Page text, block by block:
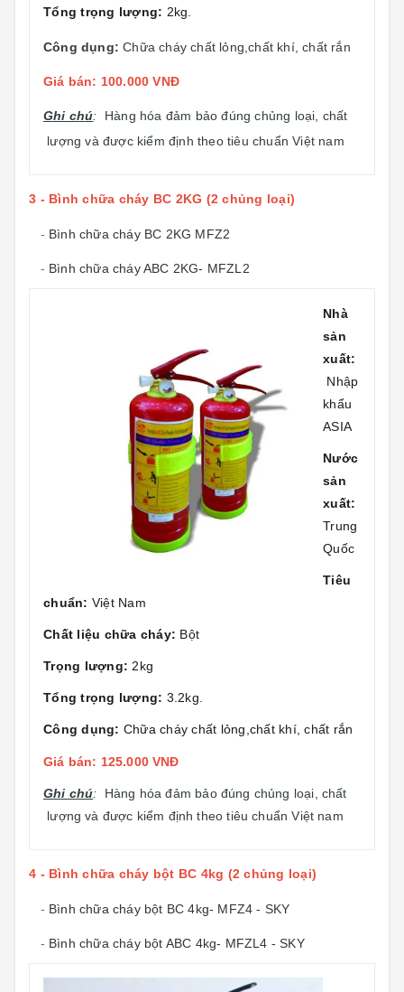
Tổng trọng lượng: 2kg.
Công dụng:Chữa cháy chất lỏng,chất khí, chất rắn
Giá bán: 100.000 VNĐ
Ghi chú: Hàng hóa đảm bảo đúng chủng loại, chất
lượng và được kiểm định theo tiêu chuẩn Việt nam
3 - Bình chữa cháy BC 2KG (2 chủng loại)
- Bình chữa cháy BC 2KG MFZ2
- Bình chữa cháy ABC 2KG- MFZL2
Nhà
sản
xuất:
Nhập
khẩu
ASIA
Nước
sản
xuất:
Trung
Quốc
Tiêu
chuẩn: Việt Nam
Chất liệu chữa cháy: Bột
Trọng lượng: 2kg
Tổng trọng lượng: 3.2kg.
Công dụng: Chữa cháy chất lỏng,chất khí, chất rắn
Giá bán: 125.000 VNĐ
Ghi chú: Hàng hóa đảm bảo đúng chủng loại, chất
lượng và được kiểm định theo tiêu chuẩn Việt nam
4 - Bình chữa cháy bột BC 4kg (2 chủng loại)
- Bình chữa cháy bột BC 4kg- MFZ4 - SKY
- Bình chữa cháy bột ABC 4kg- MFZL4 - SKY